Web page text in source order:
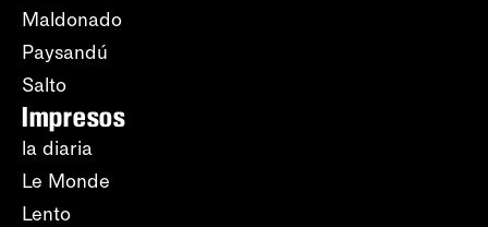
Maldonado
Paysandú
Salto
Impresos
la diaria
Le Monde
Lento